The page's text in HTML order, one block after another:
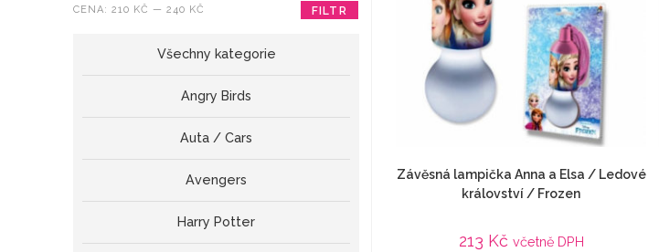
Závěsná lampička Anna a Elsa / Ledové
království / Frozen
213 Kč včetně DPH
Minimální
Maximální
FILTR
CENA:210 KČ —240 KČ
Všechny kategorie
Angry Birds
Auta / Cars
Avengers
Harry Potter